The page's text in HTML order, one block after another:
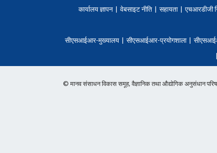
कार्यालय ज्ञापन | वेबसाइट नीति | सहायता | एचआरडीजी
सीएसआईआर-मुख्यालय | सीएसआईआर-प्रयोगशाला |
© मानव संसाधन विकास समूह, वैज्ञानिक तथा औद्योगिक अनुसंधान